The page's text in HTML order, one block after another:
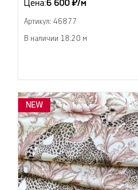
Цена:6 600 ₽/м
Артикул: 46877
В наличии 18.20 м
NEW